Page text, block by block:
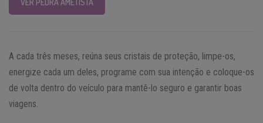
A cada três meses, reúna seus cristais de proteção, limpe-os,
energize cada um deles, programe com sua intenção e coloque-os
de volta dentro do veículo para mantê-lo seguro e garantir boas
viagens.